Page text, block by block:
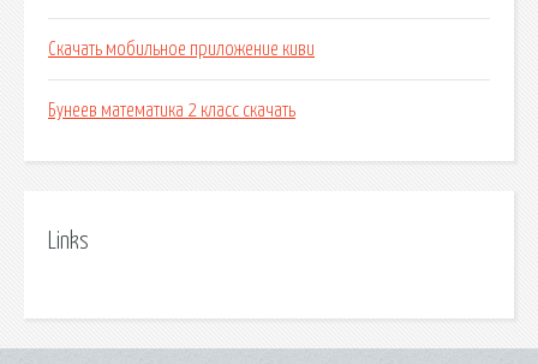
Скачать мобильное приложение киви
Бунеев математика 2 класс скачать
Links